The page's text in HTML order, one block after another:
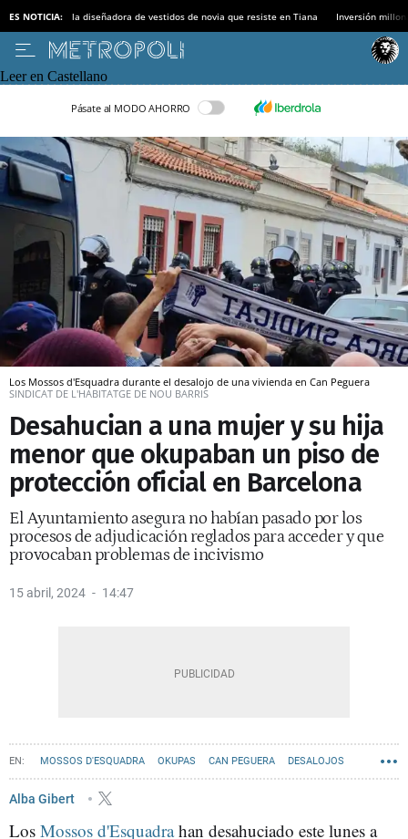
ES NOTICIA: la diseñadora de vestidos de novia que resiste en Tiana Inversión
Leer en Castellano
Pásate al MODO AHORRO
Los Mossos d'Esquadra durante el desalojo de una vivienda en Can Peguera
SINDICAT DE L'HABITATGE DE NOU BARRIS
Desahucian a una mujer y su hija
menor que okupaban un piso de
protección oficial en Barcelona
El Ayuntamiento asegura no habían pasado por los
procesos de adjudicación reglados para acceder y que
provocaban problemas de incivismo
15 abril, 2024 14:47
MOSSOS D'ESQUADRA OKUPAS CAN PEGUERA DESALOJOS
Alba Gibert
Los Mossos d'Esquadrahan desahuciado este lunes a